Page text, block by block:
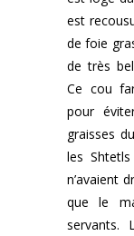
est
de foie
de très
Ce cou
pour
graisses
les Shtetls
n’avaient
que le
servants.